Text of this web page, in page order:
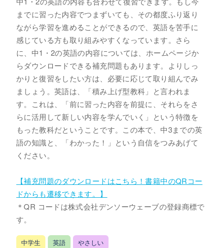
までに習った内容でつまずいても、その都度ふり返り
ながら学習を進めることができるので、英語を苦手に
感じている方も取り組みやすくなっています。さら
に、中1・2の英語の内容については、ホームページか
らダウンロードできる補充問題もあります。よりしっ
かりと復習をしたい方は、必要に応じて取り組んでみ
ましょう。英語は、「積み上げ型教科」と言われま
す。これは、「前に習った内容を前提に、それらをさ
らに活用して新しい内容を学んでいく」という特徴を
もった教科だということです。この本で、中3までの英
語の知識と、「わかった！」という自信をつみあげて
ください。
【補充問題のダウンロードはこちら！書籍中のQRコー
ドからも遷移できます。】
＊QR コードは株式会社デンソーウェーブの登録商標で
す。
中学生 英語 やさしい